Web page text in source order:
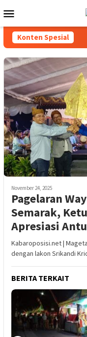
ke
kontenMobile
Konten Spesial
November 24, 2025
Pagelaran
Semarak,
Apresiasi
Kabaroposisi.net |
dengan lakon Srikandi
BERITA TERKAIT